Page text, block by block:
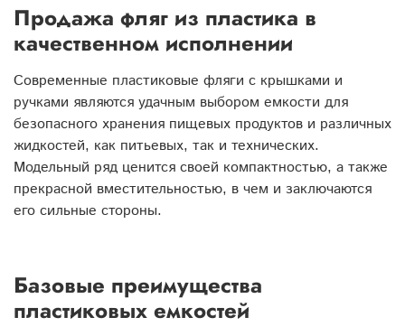
Продажа фляг из пластика в
качественном исполнении
Современные пластиковые фляги с крышками и
ручками являются удачным выбором емкости для
безопасного хранения пищевых продуктов и различных
жидкостей, как питьевых, так и технических.
Модельный ряд ценится своей компактностью, а также
прекрасной вместительностью, в чем и заключаются
его сильные стороны.
Базовые преимущества
пластиковых емкостей